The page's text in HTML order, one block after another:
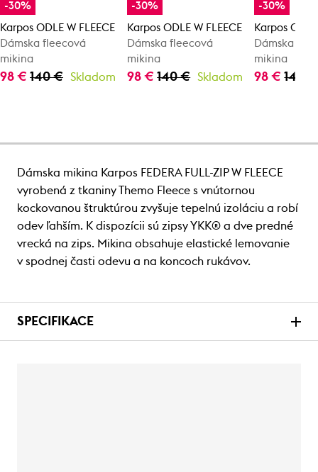
-30%
Karpos ODLE W FLEECE
Dámska fleecová
mikina
98 € 140 € Skladom
-30%
Karpos ODLE W FLEECE
Dámska fleecová
mikina
98 €140 € Skladom
-30%
Karpos
Dámska
mikina
98 €140 €
Dámska mikina Karpos FEDERA FULL-ZIP W FLEECE
vyrobená z tkaniny Themo Fleece s vnútornou
kockovanou štruktúrou zvyšuje tepelnú izoláciu a robí
odev ľahším. K dispozícii sú zipsy YKK® a dve predné
vrecká na zips. Mikina obsahuje elastické lemovanie
v spodnej časti odevu a na koncoch rukávov.
SPECIFIKACE